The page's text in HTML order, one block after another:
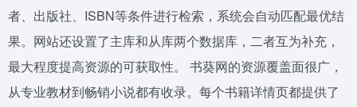
者、出版社、ISBN等条件进行检索，系统会自动匹配最优结
果。网站还设置了主库和从库两个数据库，二者互为补充，
最大程度提高资源的可获取性。 书葵网的资源覆盖面很广，
从专业教材到畅销小说都有收录。每个书籍详情页都提供了